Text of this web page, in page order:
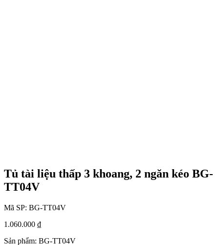
Tủ tài liệu thấp 3 khoang, 2 ngăn kéo BG-
TT04V
Mã SP: BG-TT04V
1.060.000 ₫
Sản phẩm: BG-TT04V